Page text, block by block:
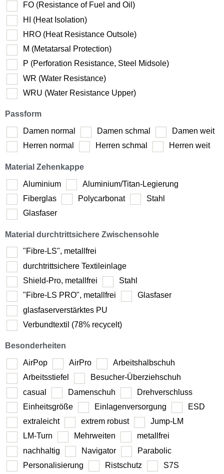
FO (Resistance of Fuel and Oil)
HI (Heat Isolation)
HRO (Heat Resistance Outsole)
M (Metatarsal Protection)
P (Perforation Resistance, Steel Midsole)
WR (Water Resistance)
WRU (Water Resistance Upper)
Passform
Damen normal
Damen schmal
Damen weit
Herren normal
Herren schmal Herren weit
Material Zehenkappe
Aluminium
Aluminium/Titan-Legierung
Fiberglas
Polycarbonat
Stahl
Glasfaser
Material durchtrittsichere Zwischensohle
"Fibre-LS", metallfrei
durchtrittsichere Textileinlage
Shield-Pro, metallfrei
Stahl
"Fibre-LS PRO", metallfrei
Glasfaser
glasfaserverstärktes PU
Verbundtextil (78% recycelt)
Besonderheiten
AirPop
AirPro
Arbeitshalbschuh
Arbeitsstiefel
Besucher-Überziehschuh
casual
Damenschuh
Drehverschluss
Einheitsgröße
Einlagenversorgung
ESD
extraleicht
extrem robust
Jump-LM
LM-Turn
Mehrweiten
metallfrei
nachhaltig
Navigator
Parabolic
Personalisierung
Ristschutz S7S